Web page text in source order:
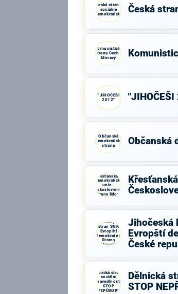
Česká strana
sociálně
demokratická
Česká
Komunistická
strana Čech a
Moravy
"JIHOČEŠI
2012"
"JIHOČEŠI
Občanská
demokratická
strana
Občanská
Křesťanská a
demokratická
unie -
Československá
strana lidová
politických
stran SNK
Evropští
demokraté a
Strany
soukromníků
Jihočeská
Evropští
České
Dělnická strana
sociální
spravedlnosti -
STOP
NEPŘIZPŮSOBIVÝM!
Dělnická
STOP